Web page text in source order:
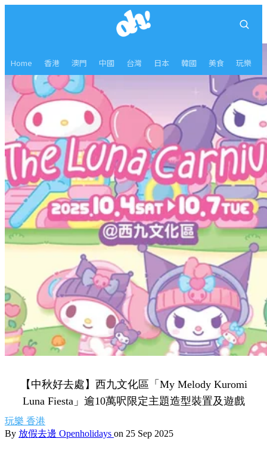
Home 香港 澳門 中國 台灣 日本 韓國 美食 玩樂
【中秋好去處】西九文化區「My Melody Kuromi
Luna Fiesta」逾10萬呎限定主題造型裝置及遊戲
玩樂 香港
By 放假去邊 Openholidays on 25 Sep 2025